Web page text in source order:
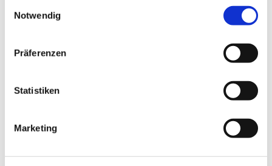
Notwendig
Präferenzen
Statistiken
Marketing